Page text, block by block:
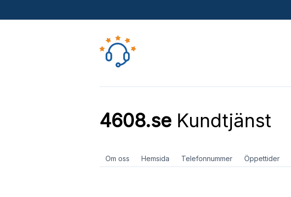
4608.seKundtjänst
Om oss Hemsida Telefonnummer Öppettider